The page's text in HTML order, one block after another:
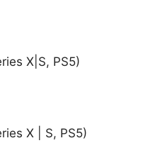
X|S, PS5)
X | S, PS5)